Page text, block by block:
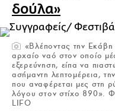
δούλα»
«Βλέποντας την Εκάβη
αρχαίο ναό στον οποίο
εξερεύνηση, είπα να
ασήμαντη λεπτομέρεια,
που αναφέρεται μες στη
λόγου στον στίχο 890».
LIFO